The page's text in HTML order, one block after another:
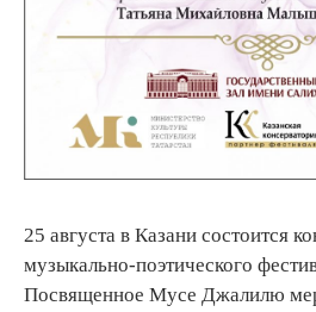
25 августа в Казани состоится
музыкально-поэтического
Посвященное Мусе Джалилю